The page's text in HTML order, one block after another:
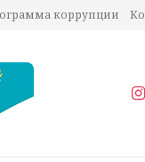
коррупции